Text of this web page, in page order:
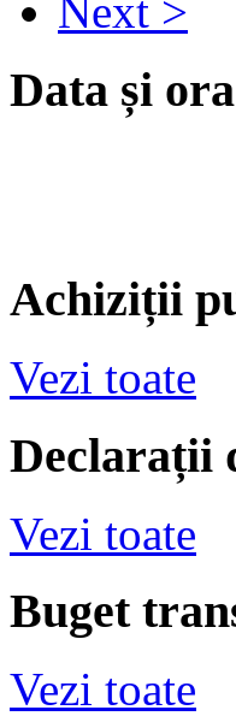
Next >
Data și ora
Achiziții
Vezi toate
Declarații
Vezi toate
Buget
Vezi toate